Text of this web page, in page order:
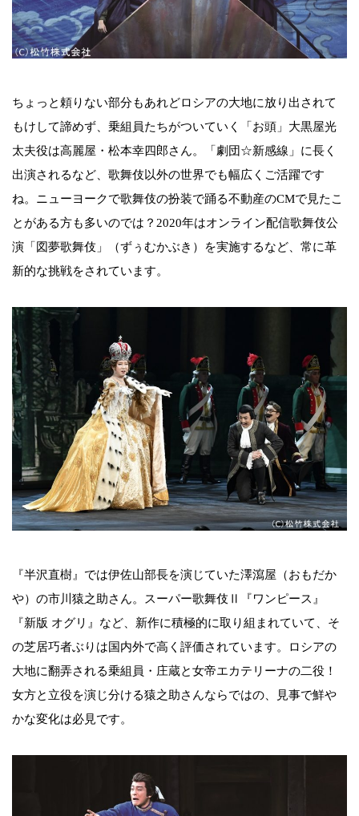
ちょっと頼りない部分もあれどロシアの大地に放り出されて
もけして諦めず、乗組員たちがついていく「お頭」大黒屋光
太夫役は高麗屋・松本幸四郎さん。「劇団☆新感線」に長く
出演されるなど、歌舞伎以外の世界でも幅広くご活躍です
ね。ニューヨークで歌舞伎の扮装で踊る不動産のCMで見たこ
とがある方も多いのでは？2020年はオンライン配信歌舞伎公
演「図夢歌舞伎」（ずぅむかぶき）を実施するなど、常に革
新的な挑戦をされています。
『半沢直樹』では伊佐山部長を演じていた澤瀉屋（おもだか
や）の市川猿之助さん。スーパー歌舞伎Ⅱ『ワンピース』
『新版 オグリ』など、新作に積極的に取り組まれていて、そ
の芝居巧者ぶりは国内外で高く評価されています。ロシアの
大地に翻弄される乗組員・庄蔵と女帝エカテリーナの二役！
女方と立役を演じ分ける猿之助さんならではの、見事で鮮や
かな変化は必見です。